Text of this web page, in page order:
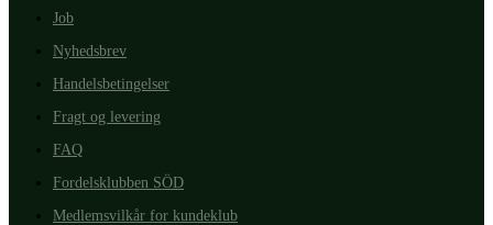
Job
Nyhedsbrev
Handelsbetingelser
Fragt og levering
FAQ
Fordelsklubben SÖD
Medlemsvilkår for kundeklub